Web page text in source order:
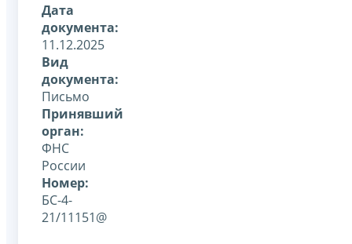
Дата
документа:
11.12.2025
Вид
документа:
Письмо
Принявший
орган:
ФНС
России
Номер:
БС-4-
21/11151@